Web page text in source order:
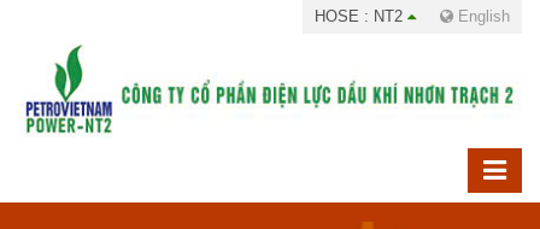
HOSE : NT2 English